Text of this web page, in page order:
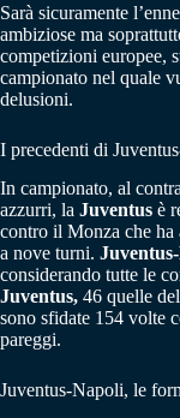
Sarà sicuramente
ambiziose ma
competizioni europee,
campionato nel quale
delusioni.
I precedenti di
In campionato, al
azzurri, la Juventus è
contro il Monza che
a nove turni.
considerando tutte le
Juventus, 46 quelle
sono sfidate 154 volte
pareggi.
Juventus-Napoli, le